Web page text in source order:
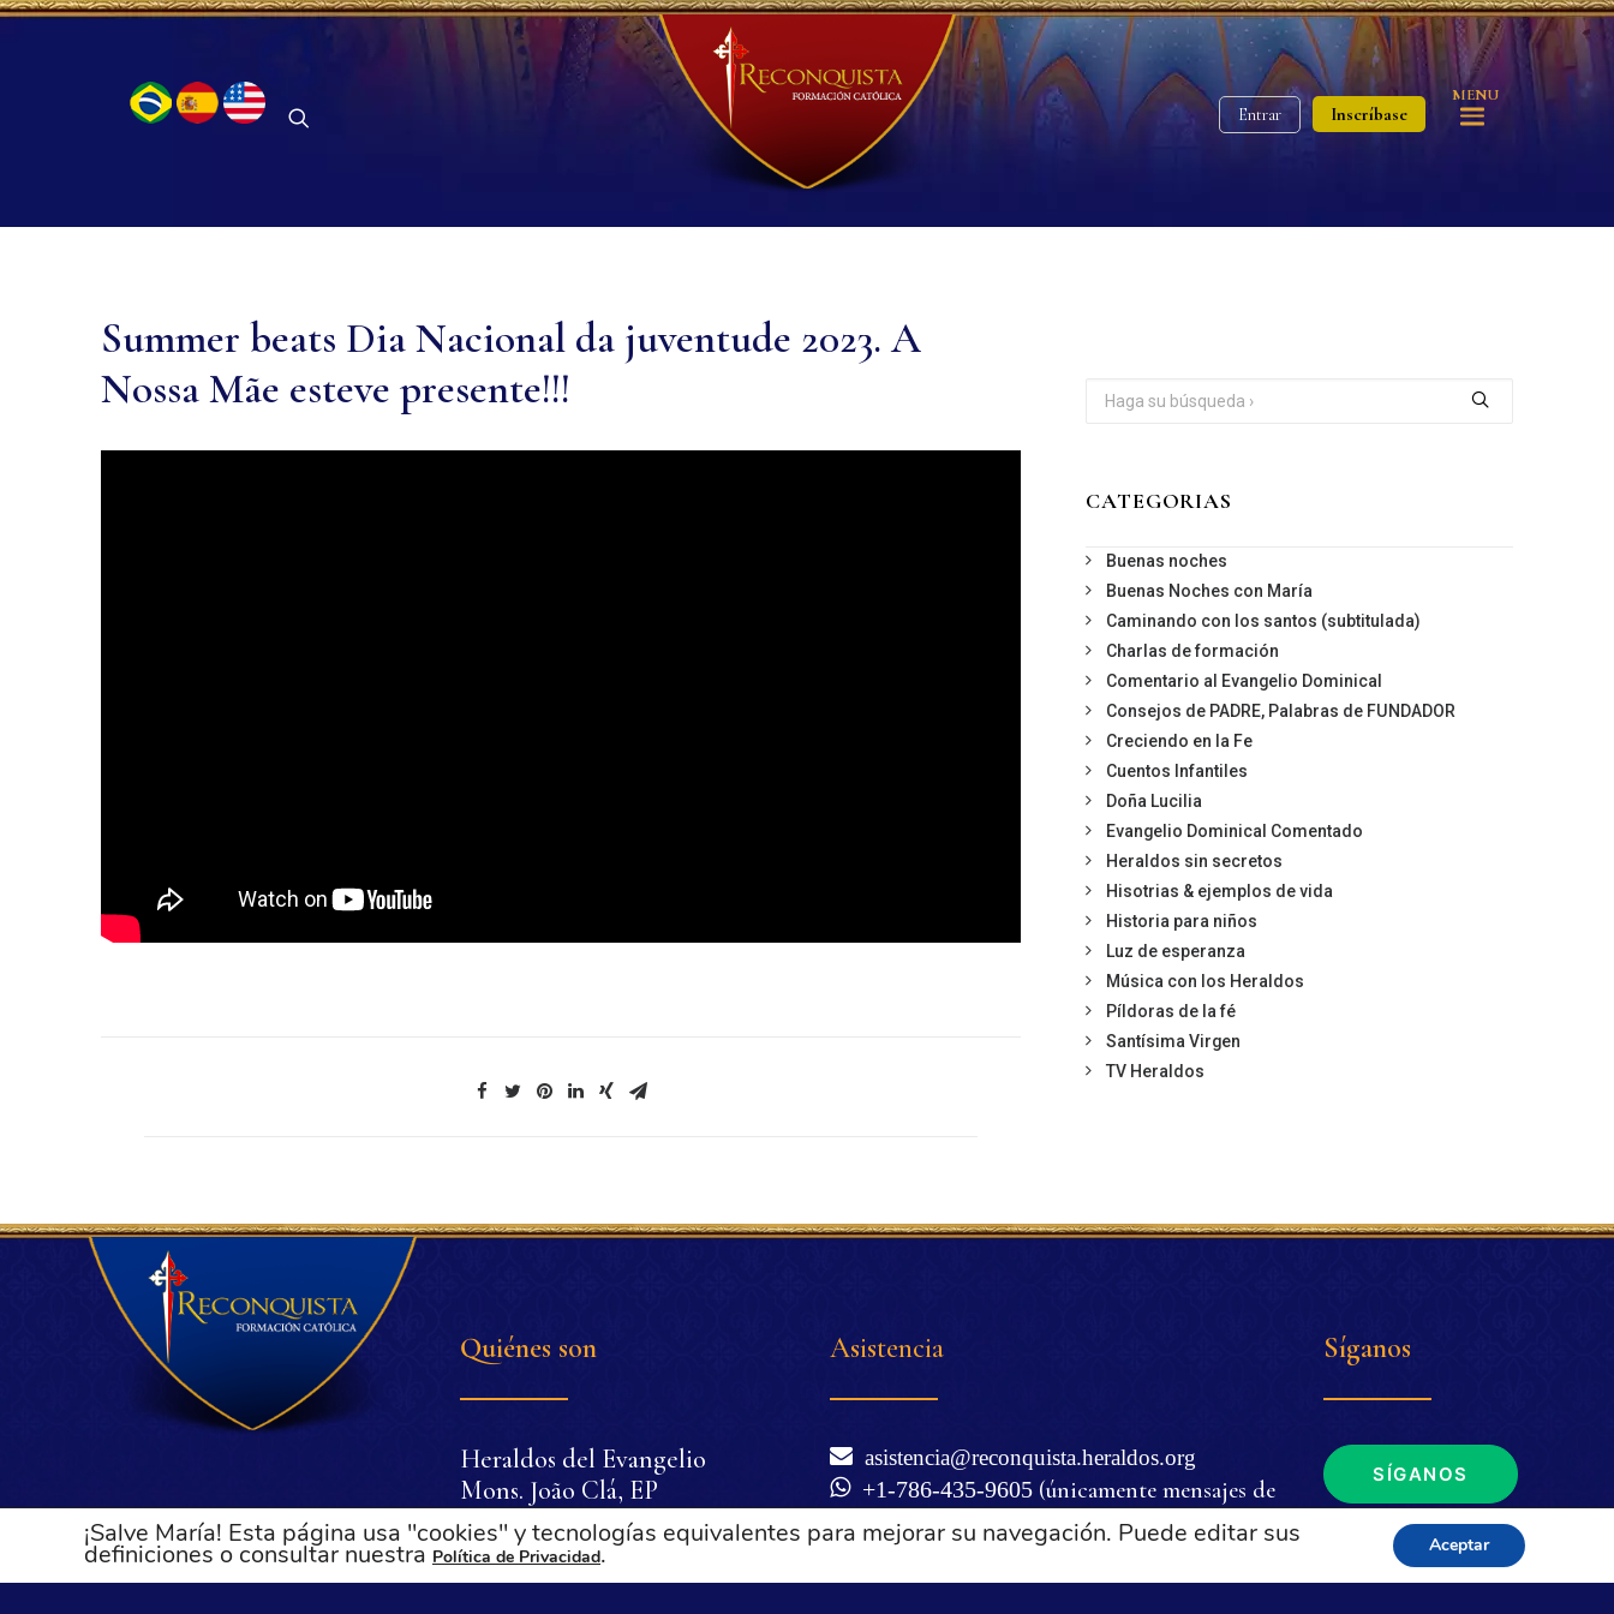
Entrar Inscríbase
MENU
Summer beats Dia Nacional da juventude 2023. A
Nossa Mãe esteve presente!!!
CATEGORIAS
Buenas noches
Buenas Noches con María
Caminando con los santos (subtitulada)
Charlas de formación
Comentario al Evangelio Dominical
Consejos de PADRE, Palabras de FUNDADOR
Creciendo en la Fe
Cuentos Infantiles
Doña Lucilia
Evangelio Dominical Comentado
Heraldos sin secretos
Hisotrias & ejemplos de vida
Historia para niños
Luz de esperanza
Música con los Heraldos
Píldoras de la fé
Santísima Virgen
TV Heraldos
Quiénes son
Heraldos del Evangelio
Mons. João Clá, EP
Dr. Plinio Corrêa de Oliveira
Dña. Lucilia Corrêa de
Oliveira
Asistencia
asistencia@reconquista.heraldos.org
+1-786-435-9605 (únicamente mensajes de
WhatsApp)
Síganos
SÍGANOS
¡Salve María! Esta página usa "cookies" y tecnologías equivalentes para mejorar su navegación. Puede editar sus
definiciones o consultar nuestra Política de Privacidad. Aceptar